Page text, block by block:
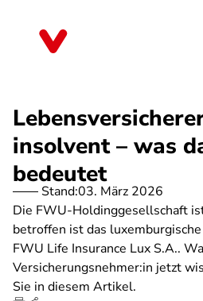
insolvent – was
bedeutet
Stand:03. März 2026
Die FWU-Holdinggesellschaft
betroffen ist das
FWU Life Insurance Lux S.A..
Versicherungsnehmer:in jetzt
Sie in diesem Artikel.